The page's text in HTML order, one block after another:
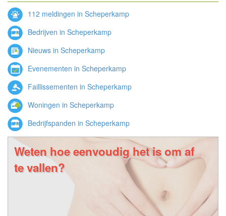
112 meldingen in Scheperkamp
Bedrijven in Scheperkamp
Nieuws in Scheperkamp
Evenementen in Scheperkamp
Faillissementen in Scheperkamp
Woningen in Scheperkamp
Bedrijfspanden in Scheperkamp
Weten hoe eenvoudig het is om af
te vallen?